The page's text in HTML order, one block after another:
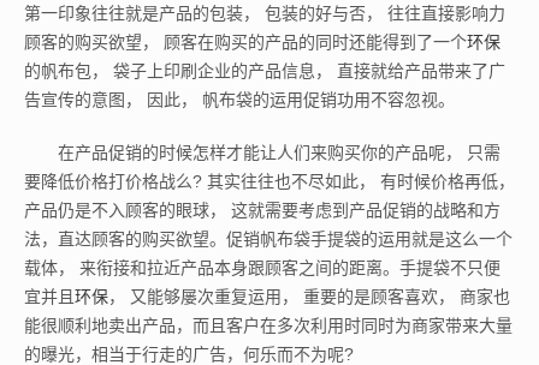
第一印象往往就是产品的包装， 包装的好与否， 往往直接影响力
顾客的购买欲望， 顾客在购买的产品的同时还能得到了一个环保
的帆布包， 袋子上印刷企业的产品信息， 直接就给产品带来了广
告宣传的意图， 因此， 帆布袋的运用促销功用不容忽视。
在产品促销的时候怎样才能让人们来购买你的产品呢， 只需
要降低价格打价格战么? 其实往往也不尽如此， 有时候价格再低，
产品仍是不入顾客的眼球， 这就需要考虑到产品促销的战略和方
法，直达顾客的购买欲望。促销帆布袋手提袋的运用就是这么一个
载体， 来衔接和拉近产品本身跟顾客之间的距离。手提袋不只便
宜并且 环保， 又能够屡次重复运用， 重要的是顾客喜欢， 商家也
能很顺利地卖出产品，而且客户在多次利用时同时为商家带来大量
的曝光，相当于行走的广告，何乐而不为呢?